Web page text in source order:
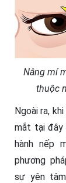
Nâng mí
thuộc
Ngoài ra,
mắt tại đây
hành nếp
phương
sự yên